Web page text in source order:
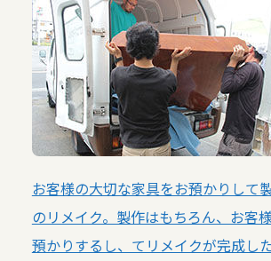
お客様の大切な家具をお預かりして
のリメイク。製作はもちろん、お客
預かりするし、てリメイクが完成し